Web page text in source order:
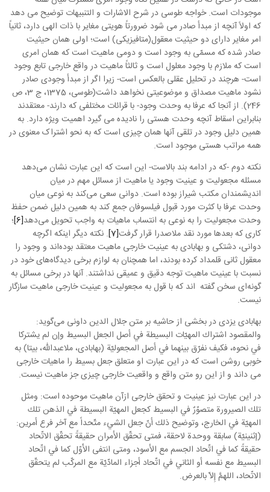
موجودات است. خواجه طوسی در شرح الاشارات و التنبیهات توضیح می دهد
که اولاً آنچه از مبدأ صادر می ­شود ضرورتاً هویتی مغایر با ذات الهی دارد، ثانیاً
امر مغایر دارای دو حیثیت معقول(متافیزیکی) است؛ اولی همان حیثیت
صادر شده که مسمّی به وجود است و دومی ماهیت است که همان امری
است که ملازم با وجود معلول است و ثالثاً ماهیت در واقع خارجی تابع وجود
است- هرچند در تحلیل عقلی بالعکس است- زیرا اگر از مبدأ وجودی صادر
نشود ماهیت مصداق و موضوعیتی نخواهد داشت‏(طوسی، 1375، ج 3، ص
246)
. از آنجا که عرفا به وحدت وجود- با قرائات مختلفی که دارند- معتقدند
بنابراین اسقاط آنچه وحدت هستی را نادیده می گیرد اهمیت ویژه دارد. به
همین دلیل وجود در تلقی آنها همان چیزی است که به نحو اشتراک معنوی در
همه مراتب هستی موجود است.
نکته دوم -که در ادامه بند بالاست- این است که این عبارت نشان می‌دهد
مسئله مجعولیت و عینیت وجود یا ماهیت از مسائل مهم در میان
اندیشمندان مکتب شیراز بوده است. دوانی سعی می‌کند به نوعی میان
وحدت عرفا با کثرت مورد قبول فیلسوفان جمع کند به همین دلیل ضمن حفظ
وحدت مجعولیت را به نوعی به انتساب ماهیات به واجب تحویل می‌‌دهد[6] ؛
کاری که بعدها مورد نقد ملاصدرا قرار گرفت[7] . نکته دیگر اینکه اگرچه
دوانی، دشتکی و بهابادی به عینیت خارجی ماهیت معتقد بوده‌اند و وجود را
معقول ثانی قلمداد کرده بودند، اما همچنان به لوازم برخی دیدگاه‌های خود در
نسبت با عینیت ماهیت توجه دقیق و عمیقی نداشتند. آنها در برخی مسائل به
گونه‌ای سخن گفته اند که با قول به مجعولیت و عینیت خارجی ماهیت سازگار
نیست.
بهابادی یزدی در بخشی از حاشیه بر متن جلال الدین داونی می‌گوید:
والمقصود اشتراك المهيّات البسيطة في أصل الجعل البسيط وإن لم يشتركا
في نحوه، فكيف نفرّق بينهما في أصل المجعوليّة (بهابادی، ملاعبدالله، بیتا) به
خوبی روشن است که در این عبارت او متعلق جعل بسیط را ماهیات خارجی
می داند و از این رو متن واقع و واقعیت خارجی چیزی جز ماهیت نیست.
در این عبارت نیز عینیت و تحقق خارجی ازآن ماهیت موحوده است: ومثل
تلك الصيرورة متصوّرٌ في البسيط كجعل المهيّة البسيطة في الذهن تلك
المهيّة في الخارج، وتوضيح ذلك أنّ جعل الشيء متّحداً مع آخر فرع أمرين:
(إثنينيّة) سابقة ووحدة لاحقة، فمتى تحقّق الأمران حقيقةً تحقّق الاتّحاد
حقيقةً كما في اتّحاد الجسم مع الأسود، ومتى انتفى الأَوّل كما في اتّحاد
البسيط مع نفسه أو الثاني في اتّحاد أجزاء المادّيّة مع المركّب لم يتحقّق
الاتّحاد، اللهمَّ إِلاّ بالعرض.